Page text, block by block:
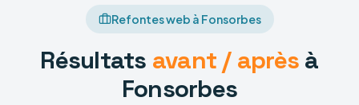
Refontes web à Fonsorbes
Résultats avant / après à
Fonsorbes